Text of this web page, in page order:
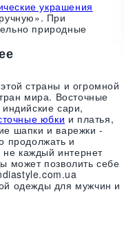
украшения
При
природные
страны и огромной
мира. Восточные
сари,
юбки и платья,
шапки и варежки -
продолжать и
каждый интернет
может позволить себе
одежды для мужчин и